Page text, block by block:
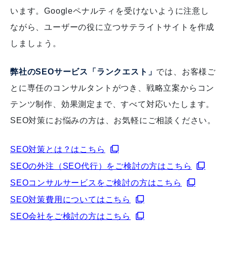
います。Googleペナルティを受けないように注意し
ながら、ユーザーの役に立つサテライトサイトを作成
しましょう。
弊社のSEOサービス「ランクエスト」 では、お客様ご
とに専任のコンサルタントがつき、戦略立案からコン
テンツ制作、効果測定まで、すべて対応いたします。
SEO対策にお悩みの方は、お気軽にご相談ください。
SEO対策とは？はこちら
SEOの外注（SEO代行）をご検討の方はこちら
SEOコンサルサービスをご検討の方はこちら
SEO対策費用についてはこちら
SEO会社をご検討の方はこちら